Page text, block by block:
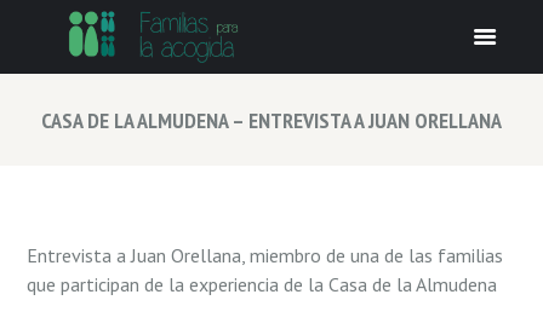
CASA DE LA ALMUDENA – ENTREVISTA A JUAN ORELLANA
Entrevista a Juan Orellana, miembro de una de las familias
que participan de la experiencia de la Casa de la Almudena